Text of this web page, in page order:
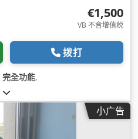
€1,500
VB 不含增值税
拨打
完全功能,
小广告